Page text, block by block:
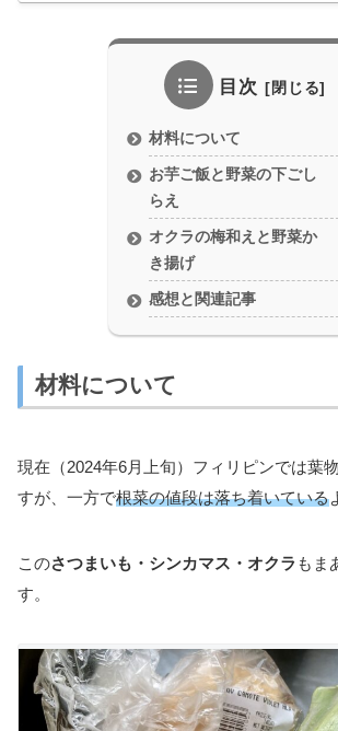
目次
材料について
お芋ご飯と野菜の下ごし
らえ
オクラの梅和えと野菜か
き揚げ
感想と関連記事
材料について
現在（2024年6月上旬）フィリピンでは葉
すが、一方で根菜の値段は落ち着いている
このさつまいも・シンカマス・オクラ もま
す。